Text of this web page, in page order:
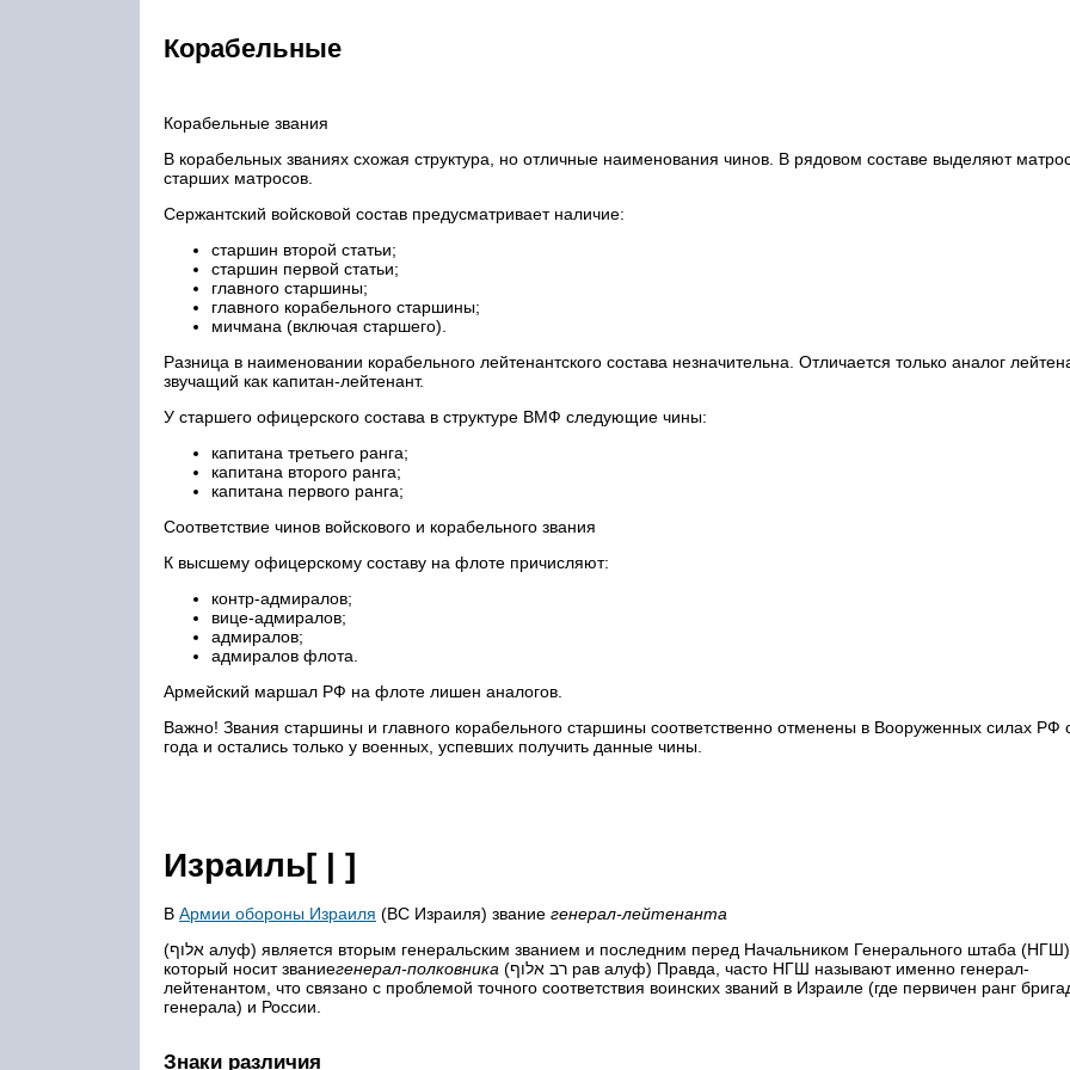
Корабельные
Корабельные звания
В корабельных званиях схожая структура, но отличные наименования чинов. В рядовом составе выделяют
старших матросов.
Сержантский войсковой состав предусматривает наличие:
старшин второй статьи;
старшин первой статьи;
главного старшины;
главного корабельного старшины;
мичмана (включая старшего).
Разница в наименовании корабельного лейтенантского состава незначительна. Отличается только аналог
звучащий как капитан-лейтенант.
У старшего офицерского состава в структуре ВМФ следующие чины:
капитана третьего ранга;
капитана второго ранга;
капитана первого ранга;
Соответствие чинов войскового и корабельного звания
К высшему офицерскому составу на флоте причисляют:
контр-адмиралов;
вице-адмиралов;
адмиралов;
адмиралов флота.
Армейский маршал РФ на флоте лишен аналогов.
Важно! Звания старшины и главного корабельного старшины соответственно отменены в Вооруженных силах РФ
года и остались только у военных, успевших получить данные чины.
Израиль[ | ]
В Армии обороны Израиля (ВС Израиля) звание генерал-лейтенанта
(אלוף алуф) является вторым генеральским званием и последним перед Начальником Генерального штаба (НГШ),
который носит званиегенерал-полковника (רב אלוף рав алуф) Правда, часто НГШ называют именно генерал-
лейтенантом, что связано с проблемой точного соответствия воинских званий в Израиле (где первичен ранг
генерала) и России.
Знаки различия